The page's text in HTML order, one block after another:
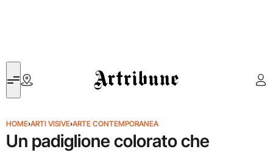
Artribune
HOME›ARTI VISIVE›ARTE CONTEMPORANEA
Un padiglione colorato che